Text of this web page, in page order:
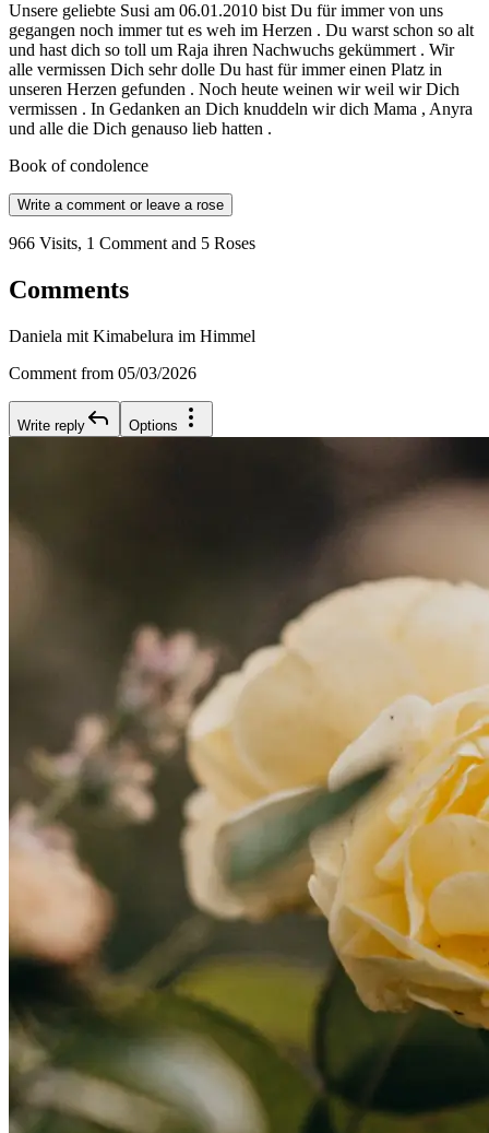
Unsere geliebte Susi am 06.01.2010 bist Du für immer von uns
gegangen noch immer tut es weh im Herzen . Du warst schon so alt
und hast dich so toll um Raja ihren Nachwuchs gekümmert . Wir
alle vermissen Dich sehr dolle Du hast für immer einen Platz in
unseren Herzen gefunden . Noch heute weinen wir weil wir Dich
vermissen . In Gedanken an Dich knuddeln wir dich Mama , Anyra
und alle die Dich genauso lieb hatten .
Book of condolence
Write a comment or leave a rose
966 Visits, 1 Comment and 5 Roses
Comments
Daniela mit Kimabelura im Himmel
Comment from 05/03/2026
Write reply Options